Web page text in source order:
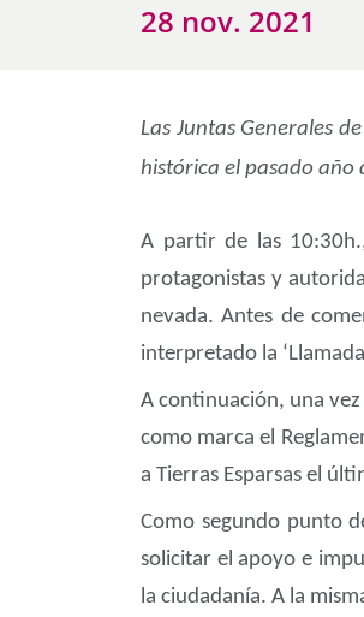
28 nov. 2021
Las Juntas Generales
histórica el pasado año
A partir de las
protagonistas y
nevada. Antes de
interpretado la
A continuación, una
como marca el
a Tierras Esparsas el
Como segundo punto
solicitar el apoyo e
la ciudadanía. A la